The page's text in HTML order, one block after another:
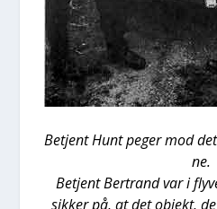
Betjent Hunt peger mod
ne.
Betjent Ber­trand var i
sik­ker på, at det objekt,